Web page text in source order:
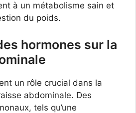
à un métabolisme sain et
du poids.
hormones sur la
un rôle crucial dans la
abdominale. Des
tels qu’une